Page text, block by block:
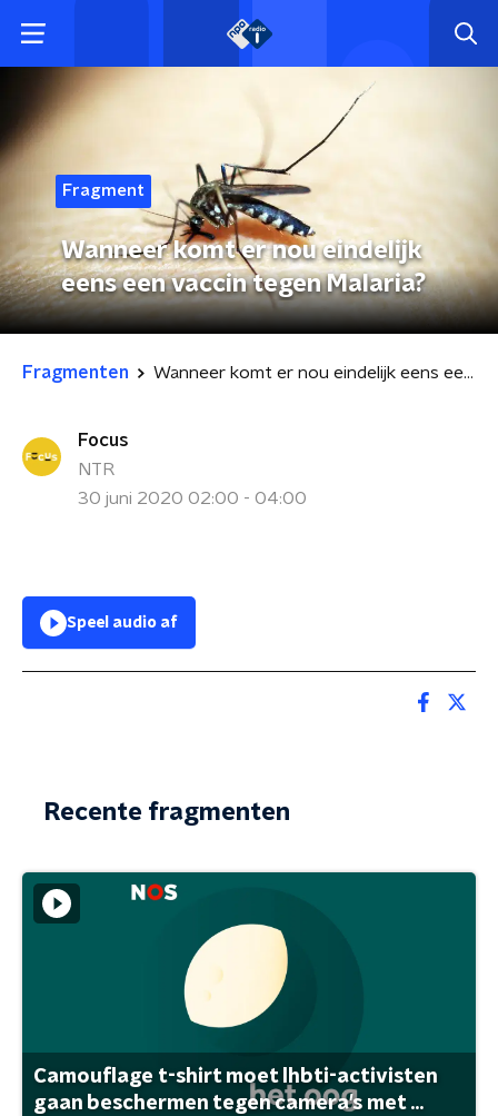
Fragment
Wanneer komt er nou eindelijk
eens een vaccin tegen Malaria?
Fragmenten Wanneer komt er nou eindelijk eens een vaccin tegen Malaria?
Focus
NTR
30 juni 2020 02:00 - 04:00
Speel audio af
Recente fragmenten
Camouflage t-shirt moet lhbti-activisten
gaan beschermen tegen camera's met ...